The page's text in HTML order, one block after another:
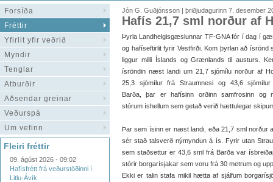
Forsíða
Fréttir
Yfirlit yfir veðrið
Myndir
Tenglar
Atburðir
Aðsendar greinar
Veðurspá
Um vefinn
Fleiri fréttir
09. ágúst 2026 - 09:02
Hafísfrétt frá veðurstöðinni í
Litlu-Ávík.
Jón G. Guðjónsson | þriðjudagurinn 7. desember
Hafís 21,7 sml norður af
Þyrla Landhelgisgæslunnar TF-GNA fór í dag í
og hafíseftirlit fyrir Vestfirði. Kom þyrlan að ísrönd
liggur milli Íslands og Grænlands til austurs.
ísröndin næst landi um 21,7 sjómílu norður af
25,3 sjómílur frá Straumnesi og 43,6
Barða, þar er hafísinn orðinn samfrosinn og
stórum íshellum sem getað verið hættulegar
Þar sem ísinn er næst landi, eða 21,7 sml norður
sér stað talsverð nýmyndun á ís. Fyrir utan
sem staðsettur er 43,6 sml frá Barða var
stórir borgarísjakar sem voru frá 30 metrum og
Ekki er talin stafa mikil hætta af sjálfum